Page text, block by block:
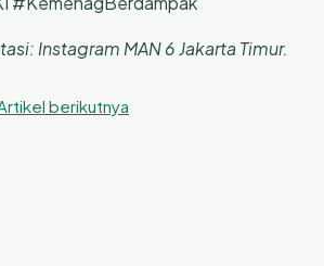
Instagram MAN 6 Jakarta Timur.
berikutnya